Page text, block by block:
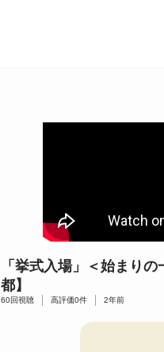
「挙式入場」＜始まり
都】
60回視聴 高評価0件 2年前